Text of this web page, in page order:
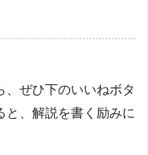
、ぜひ下のいいねボタ
と、解説を書く励みに